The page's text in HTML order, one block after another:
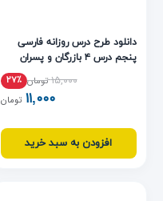
دانلود طرح درس روزانه فارسی
پنجم درس ۴ بازرگان و پسران
۱۵,۰۰۰ تومان ۲۷٪
۱۱,۰۰۰ تومان
افزودن به سبد خرید